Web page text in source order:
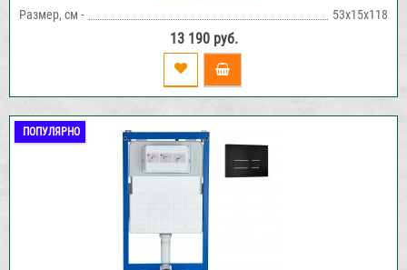
Размер, см - 53х15х118
13 190 руб.
ПОПУЛЯРНО